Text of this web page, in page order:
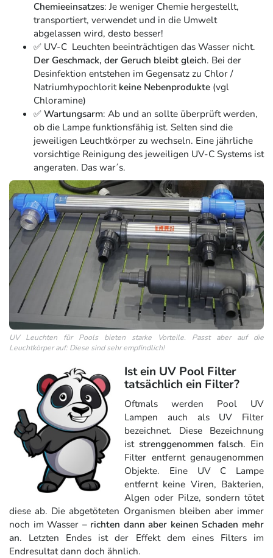
Chemieeinsatzes: Je weniger Chemie hergestellt,
transportiert, verwendet und in die Umwelt
abgelassen wird, desto besser!
✅ UV-C Leuchten beeinträchtigen das Wasser nicht.
Der Geschmack, der Geruch bleibt gleich. Bei der
Desinfektion entstehen im Gegensatz zu Chlor /
Natriumhypochloritkeine Nebenprodukte (vgl
Chloramine)
✅Wartungsarm: Ab und an sollte überprüft werden,
ob die Lampe funktionsfähig ist. Selten sind die
jeweiligen Leuchtkörper zu wechseln. Eine jährliche
vorsichtige Reinigung des jeweiligen UV-C Systems ist
angeraten. Das war´s.
UV Leuchten für Pools bieten starke Vorteile. Passt aber auf die
Leuchtkörper auf: Diese sind sehr empfindlich!
Ist ein UV Pool Filter
tatsächlich ein Filter?
Oftmals werden Pool UV
Lampen auch als UV Filter
bezeichnet. Diese Bezeichnung
ist strenggenommen falsch. Ein
Filter entfernt genaugenommen
Objekte. Eine UV C Lampe
entfernt keine Viren, Bakterien,
Algen oder Pilze, sondern tötet
diese ab. Die abgetöteten Organismen bleiben aber immer
noch im Wasser – richten dann aber keinen Schaden mehr
an. Letzten Endes ist der Effekt dem eines Filters im
Endresultat dann doch ähnlich.